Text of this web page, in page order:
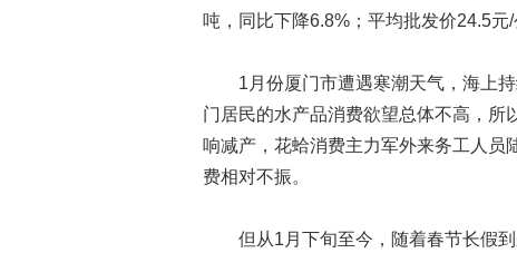
吨，同比下降6.8%；平均批发价24.5元/
1月份厦门市遭遇寒潮天气，海上持
门居民的水产品消费欲望总体不高，所
响减产，花蛤消费主力军外来务工人员
费相对不振。
但从1月下旬至今，随着春节长假到